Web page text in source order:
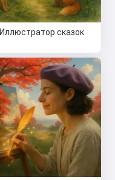
Иллюстратор сказок